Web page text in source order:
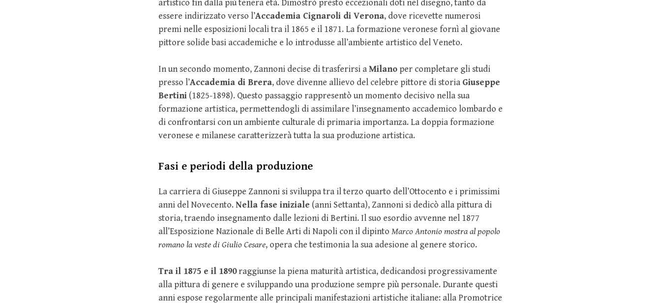
artistico fin dalla più tenera età. Dimostrò presto eccezionali doti nel disegno, tanto da
essere indirizzato verso l’Accademia Cignaroli di Verona, dove ricevette numerosi
premi nelle esposizioni locali tra il 1865 e il 1871. La formazione veronese fornì al giovane
pittore solide basi accademiche e lo introdusse all’ambiente artistico del Veneto.
In un secondo momento, Zannoni decise di trasferirsi aMilano per completare gli studi
presso l’Accademia di Brera, dove divenne allievo del celebre pittore di storia Giuseppe
Bertini (1825-1898). Questo passaggio rappresentò un momento decisivo nella sua
formazione artistica, permettendogli di assimilare l’insegnamento accademico lombardo e
di confrontarsi con un ambiente culturale di primaria importanza. La doppia formazione
veronese e milanese caratterizzerà tutta la sua produzione artistica.
Fasi e periodi della produzione
La carriera di Giuseppe Zannoni si sviluppa tra il terzo quarto dell’Ottocento e i primissimi
anni del Novecento. Nella fase iniziale (anni Settanta), Zannoni si dedicò alla pittura di
storia, traendo insegnamento dalle lezioni di Bertini. Il suo esordio avvenne nel 1877
all’Esposizione Nazionale di Belle Arti di Napoli con il dipinto Marco Antonio mostra al popolo
romano la veste di Giulio Cesare, opera che testimonia la sua adesione al genere storico.
Tra il 1875 e il 1890raggiunse la piena maturità artistica, dedicandosi progressivamente
alla pittura di genere e sviluppando una produzione sempre più personale. Durante questi
anni espose regolarmente alle principali manifestazioni artistiche italiane: alla Promotrice